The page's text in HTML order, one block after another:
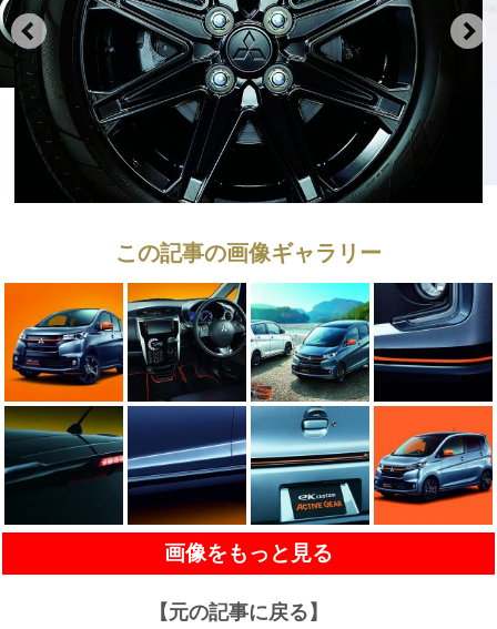
この記事の画像ギャラリー
画像をもっと見る
【元の記事に戻る】